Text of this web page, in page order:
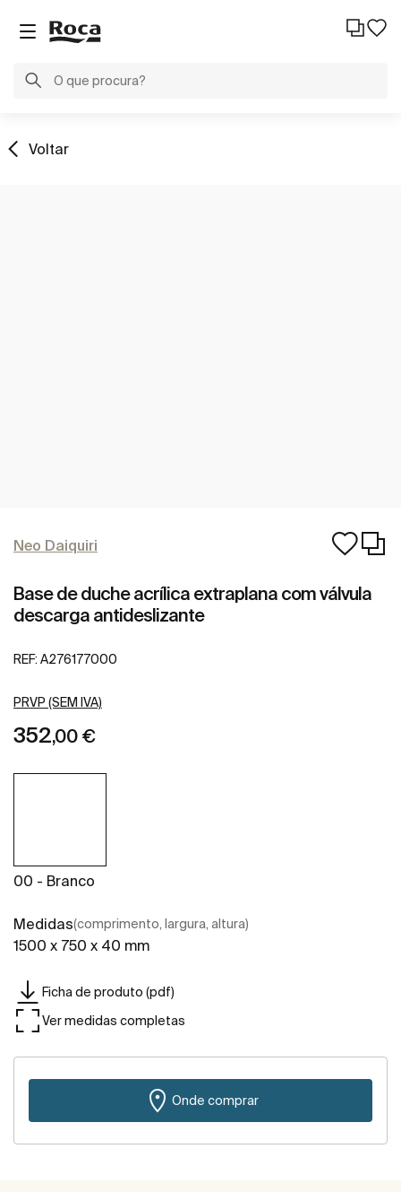
Voltar
Neo Daiquiri
Base de duche acrílica extraplana com válvula
descarga antideslizante
REF: A276177000
PRVP (SEM IVA)
352,00 €
00 - Branco
Medidas(comprimento, largura, altura)
1500 x 750 x 40 mm
Ficha de produto (pdf)
Ver medidas completas
Onde comprar